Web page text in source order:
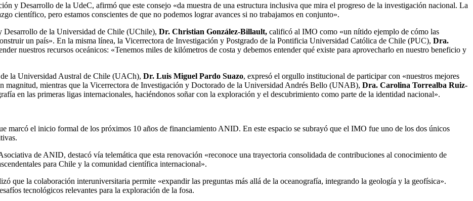
y Desarrollo de la UdeC, afirmó que este consejo «da muestra de una estructura inclusiva que mira el progreso de la investigación nacional. La
científico, pero estamos conscientes de que no podemos lograr avances si no trabajamos en conjunto».
de la Universidad de Chile (UChile), Dr. Christian González-Billault, calificó al IMO como «un nítido ejemplo de cómo las
un país». En la misma línea, la Vicerrectora de Investigación y Postgrado de la Pontificia Universidad Católica de Chile (PUC), Dra.
nuestros recursos oceánicos: «Tenemos miles de kilómetros de costa y debemos entender qué existe para aprovecharlo en nuestro beneficio y
la Universidad Austral de Chile (UACh), Dr. Luis Miguel Pardo Suazo, expresó el orgullo institucional de participar con «nuestros mejores
magnitud, mientras que la Vicerrectora de Investigación y Doctorado de la Universidad Andrés Bello (UNAB), Dra. Carolina Torrealba Ruiz-
en las primeras ligas internacionales, haciéndonos soñar con la exploración y el descubrimiento como parte de la identidad nacional».
marcó el inicio formal de los próximos 10 años de financiamiento ANID. En este espacio se subrayó que el IMO fue uno de los dos únicos
de ANID, destacó vía telemática que esta renovación «reconoce una trayectoria consolidada de contribuciones al conocimiento de
para Chile y la comunidad científica internacional».
que la colaboración interuniversitaria permite «expandir las preguntas más allá de la oceanografía, integrando la geología y la geofísica».
tecnológicos relevantes para la exploración de la fosa.